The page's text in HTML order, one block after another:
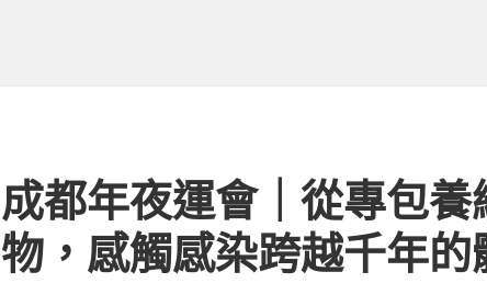
成都年夜運會｜從專包
物，感觸感染跨越千年的